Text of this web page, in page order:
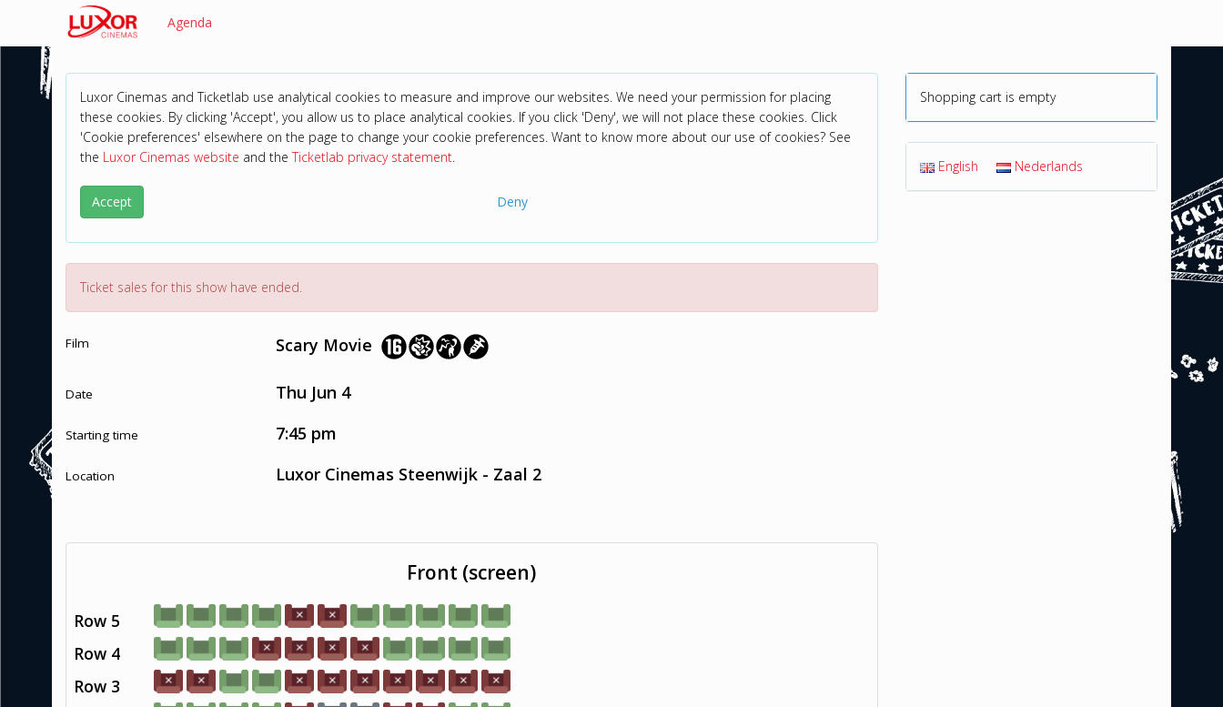
Agenda
Luxor Cinemas and Ticketlab use analytical cookies to measure and improve our websites. We need your permission for placing
these cookies. By clicking 'Accept', you allow us to place analytical cookies. If you click 'Deny', we will not place these cookies. Click
'Cookie preferences' elsewhere on the page to change your cookie preferences. Want to know more about our use of cookies? See
the Luxor Cinemas website and theTicketlab privacy statement.
Accept Deny
Ticket sales for this show have ended.
Film Scary Movie
Date Thu Jun 4
Starting time 7:45 pm
Location Luxor Cinemas Steenwijk - Zaal 2
Row 3
Row 4
Row 5
Front (screen)
Shopping cart is empty
English Nederlands